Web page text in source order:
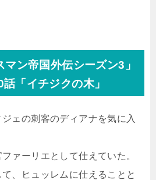
ン帝国外伝シーズン3」
「イチジクの木」
ェの刺客のディアナを気に入
ァーリエとして仕えていた。
、ヒュッレムに仕えることと